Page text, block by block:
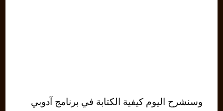
وسنشرح اليوم كيفية الكتابة في برنامج آدوبي